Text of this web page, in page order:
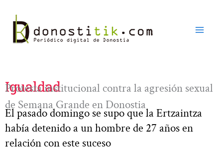
contenido
Igualdad
Protesta institucional contra la agresión sexual
de Semana Grande en Donostia
El pasado domingo se supo que la Ertzaintza
había detenido a un hombre de 27 años en
relación con este suceso